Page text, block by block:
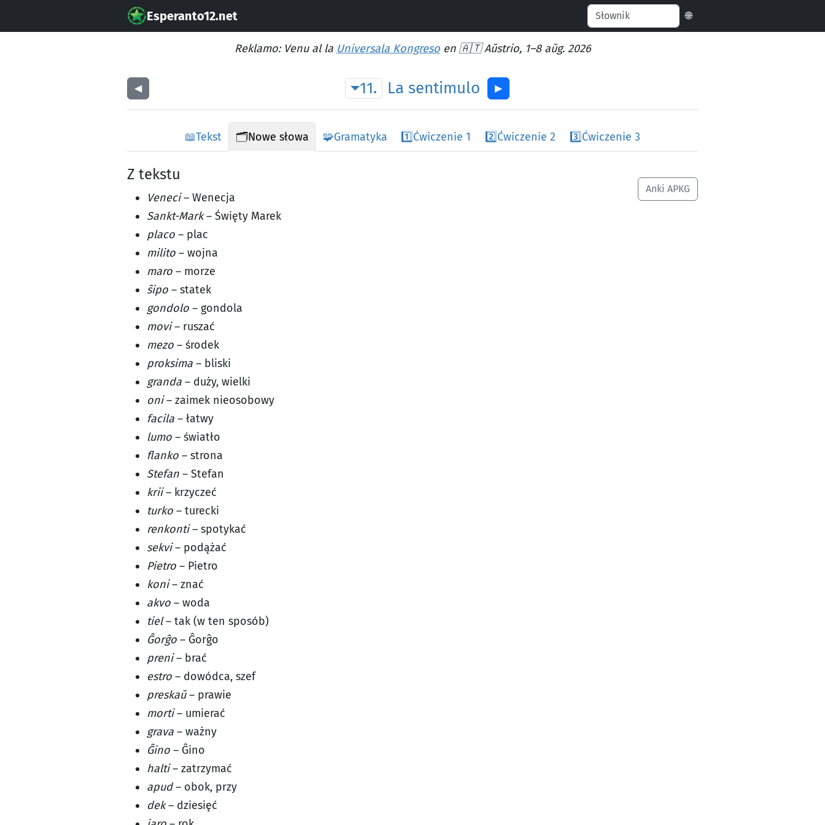
Esperanto12.net 🌐
Reklamo: Venu al la Universala Kongresoen 🇦🇹 Aŭstrio, 1–8 aŭg. 2026
◀︎ 11. La sentimulo ▶︎
📖Tekst 🗂️Nowe słowa 🧩Gramatyka 1️⃣Ćwiczenie 1 2️⃣Ćwiczenie 2 3️⃣Ćwiczenie 3
Anki APKG
Z tekstu
Veneci– Wenecja
Sankt-Mark– Święty Marek
placo – plac
milito – wojna
maro – morze
ŝipo – statek
gondolo – gondola
movi– ruszać
mezo – środek
proksima – bliski
granda – duży, wielki
oni– zaimek nieosobowy
facila – łatwy
lumo – światło
flanko – strona
Stefan – Stefan
krii– krzyczeć
turko – turecki
renkonti– spotykać
sekvi– podążać
Pietro – Pietro
koni– znać
akvo – woda
tiel– tak (w ten sposób)
Ĝorĝo – Ĝorĝo
preni– brać
estro – dowódca, szef
preskaŭ– prawie
morti– umierać
grava – ważny
Ĝino – Ĝino
halti– zatrzymać
apud– obok, przy
dek– dziesięć